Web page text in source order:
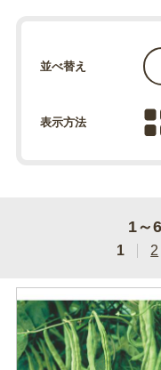
並べ替え
表示方法
1～
1
2